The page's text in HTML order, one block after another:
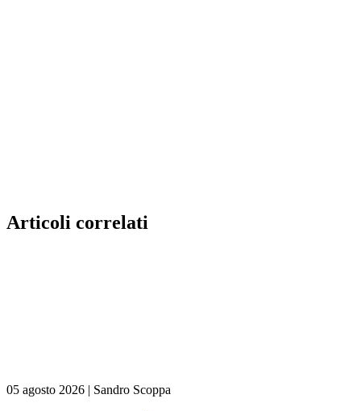
Articoli correlati
05 agosto 2026 | Sandro Scoppa